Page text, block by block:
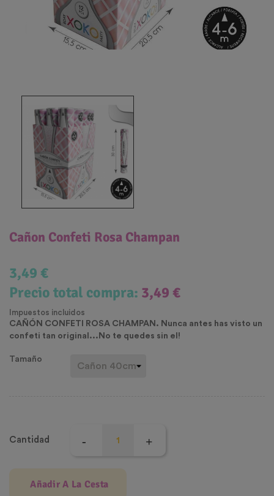
Cañon Confeti Rosa Champan
3,49 €
Precio total compra: 3,49 €
Impuestos incluidos
CAÑÓN CONFETI ROSA CHAMPAN. Nunca antes has visto un
confeti tan original...No te quedes sin el!
Tamaño
Cantidad
Añadir A La Cesta